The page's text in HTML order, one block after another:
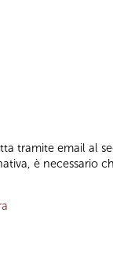
tramite email al
è necessario